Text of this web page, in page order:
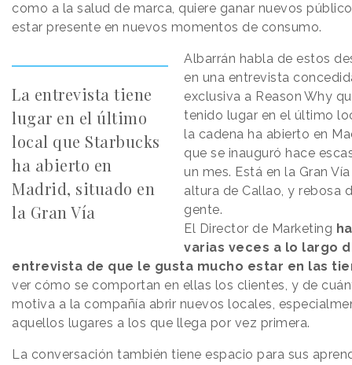
como a la salud de marca, quiere ganar nuevos
estar presente en nuevos momentos de consumo.
La entrevista tiene
lugar en el último
local que Starbucks
ha abierto en
Madrid, situado en
la Gran Vía
Albarrán habla de estos
en una entrevista
exclusiva a Reason Why
tenido lugar en el último
la cadena ha abierto en
que se inauguró hace
un mes. Está en la Gran
altura de Callao, y rebosa
gente.
El Director de Marketing
varias veces a lo largo
entrevista de que le gusta mucho estar en las
ver cómo se comportan en ellas los clientes, y de
motiva a la compañía abrir nuevos locales,
aquellos lugares a los que llega por vez primera.
La conversación también tiene espacio para sus